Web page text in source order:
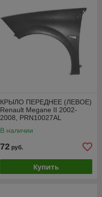
КРЫЛО ПЕРЕДНЕЕ (ЛЕВОЕ)
Renault Megane II 2002-
2008, PRN10027AL
В наличии
72 руб.
Купить